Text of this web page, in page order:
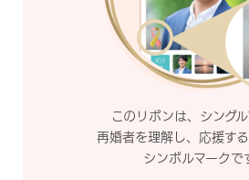
このリボンは、シング
再婚者を理解し、応援す
シンボルマークで